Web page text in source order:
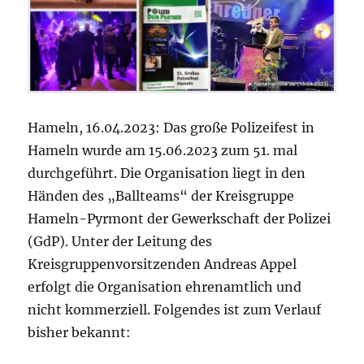
Hameln, 16.04.2023: Das große Polizeifest in
Hameln wurde am 15.06.2023 zum 51. mal
durchgeführt. Die Organisation liegt in den
Händen des „Ballteams“ der Kreisgruppe
Hameln-Pyrmont der Gewerkschaft der Polizei
(GdP). Unter der Leitung des
Kreisgruppenvorsitzenden Andreas Appel
erfolgt die Organisation ehrenamtlich und
nicht kommerziell. Folgendes ist zum Verlauf
bisher bekannt: